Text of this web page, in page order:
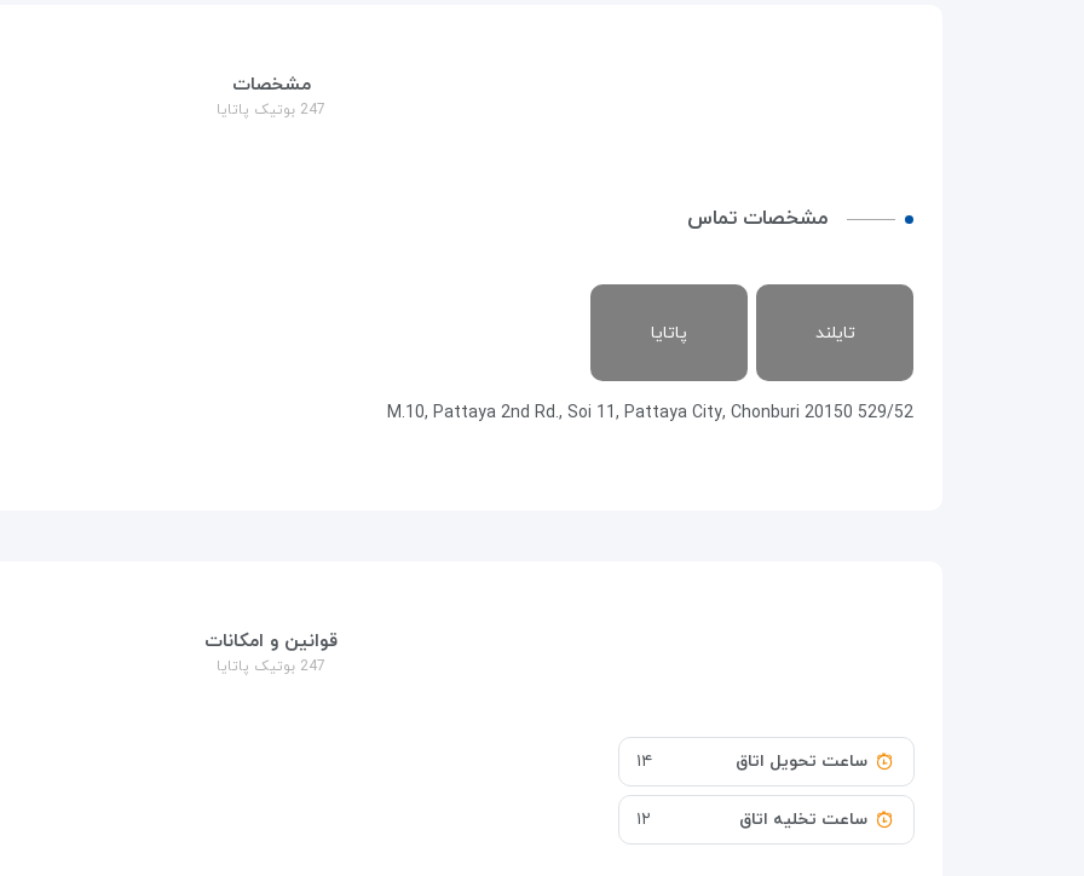
مشخصات
247 بوتیک پاتایا
مشخصات تماس
تایلند پاتایا
529/52 M.10, Pattaya 2nd Rd., Soi 11, Pattaya City, Chonburi 20150
قوانین و امکانات
247 بوتیک پاتایا
ساعت تحویل اتاق ۱۴
ساعت تخلیه اتاق ۱۲